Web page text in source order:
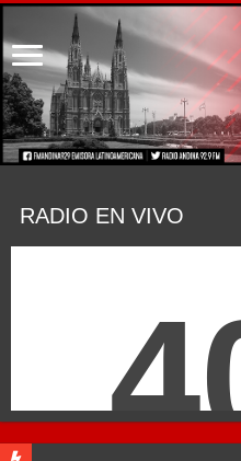
RADIO EN VIVO